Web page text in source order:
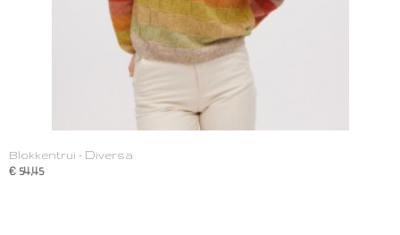
Blokkentrui - Diversa
€ 54,45